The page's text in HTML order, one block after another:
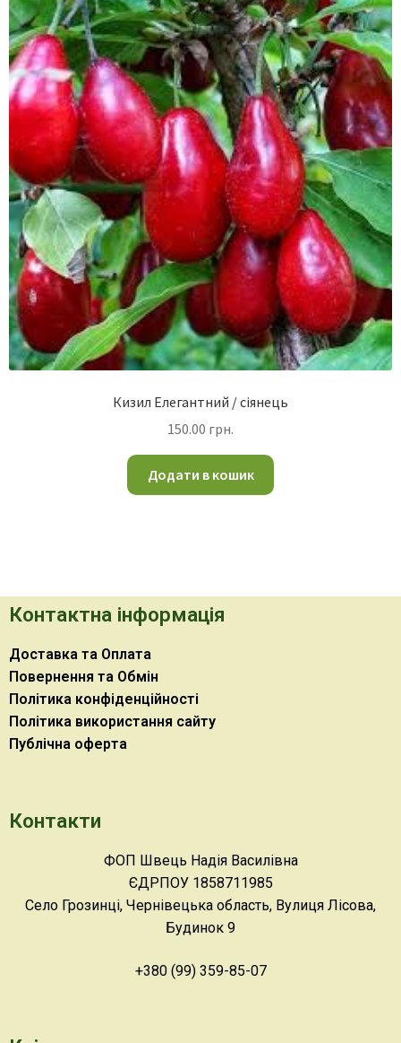
Кизил Елегантний / сіянець
150.00 грн.
Додати в кошик
Контактна інформація
Доставка та Оплата
Повернення та Обмін
Політика конфіденційності
Політика використання сайту
Публічна оферта
Контакти
ФОП Швець Надія Василівна
ЄДРПОУ 1858711985
Село Грозинці, Чернівецька область, Вулиця Лісова,
Будинок 9
+380 (99) 359-85-07